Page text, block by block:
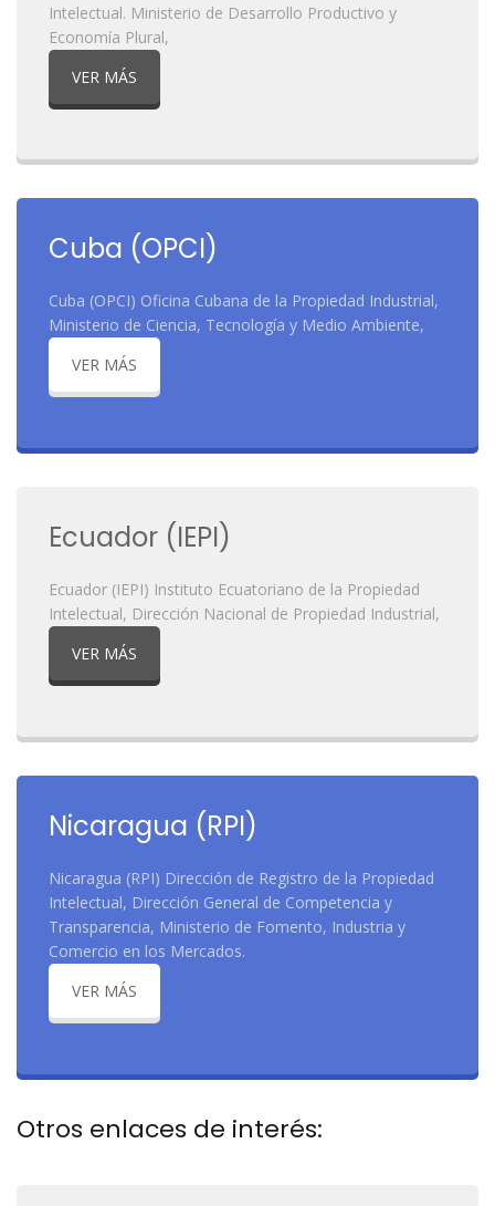
Intelectual. Ministerio de Desarrollo Productivo y
Economía Plural,
VER MÁS
Cuba (OPCI)
Cuba (OPCI) Oficina Cubana de la Propiedad Industrial,
Ministerio de Ciencia, Tecnología y Medio Ambiente,
VER MÁS
Ecuador (IEPI)
Ecuador (IEPI) Instituto Ecuatoriano de la Propiedad
Intelectual, Dirección Nacional de Propiedad Industrial,
VER MÁS
Nicaragua (RPI)
Nicaragua (RPI) Dirección de Registro de la Propiedad
Intelectual, Dirección General de Competencia y
Transparencia, Ministerio de Fomento, Industria y
Comercio en los Mercados.
VER MÁS
Otros enlaces de interés: